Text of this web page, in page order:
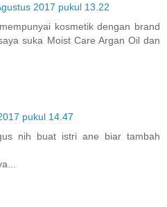
2017 pukul 13.22
kosmetik dengan brand
suka Moist Care Argan Oil dan
pukul 14.47
nih buat istri ane biar tambah